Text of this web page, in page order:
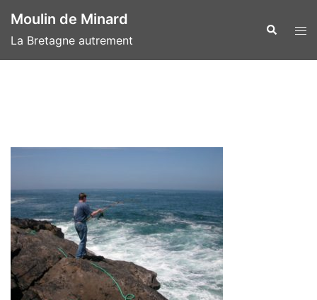
au
contenu
Moulin de Minard
La Bretagne autrement